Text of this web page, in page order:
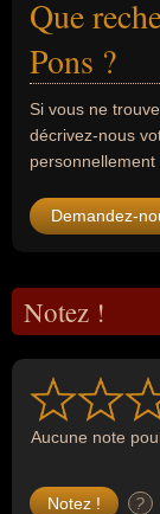
Que
Pons ?
Si vous ne
décrivez-nous
personnellement
Demandez-
Notez !
Aucune note
?